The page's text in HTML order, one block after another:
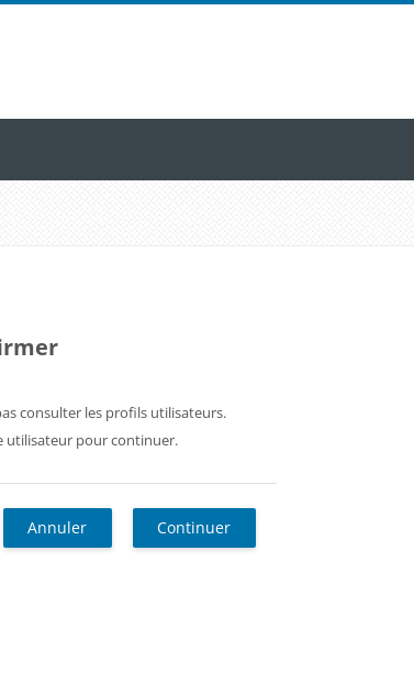
consulter les profils utilisateurs.
utilisateur pour continuer.
Annuler Continuer